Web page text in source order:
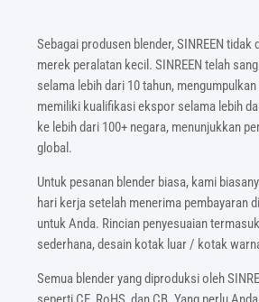
Sebagai produsen blender, SINREEN
merek peralatan kecil. SINREEN telah
selama lebih dari 10 tahun,
memiliki kualifikasi ekspor selama lebih
ke lebih dari 100+ negara, menunjukkan
global.
Untuk pesanan blender biasa, kami
hari kerja setelah menerima pembayaran
untuk Anda. Rincian penyesuaian
sederhana, desain kotak luar / kotak
Semua blender yang diproduksi oleh